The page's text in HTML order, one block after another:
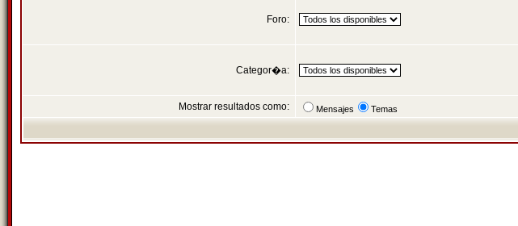
Foro:
Categor�a:
Mostrar resultados como: Mensajes Temas